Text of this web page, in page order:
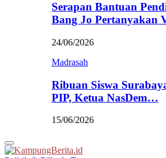
Serapan Bantuan
Bang Jo Pertanyakan
24/06/2026
Madrasah
Ribuan Siswa
PIP, Ketua NasDem…
15/06/2026
Primary
Menu